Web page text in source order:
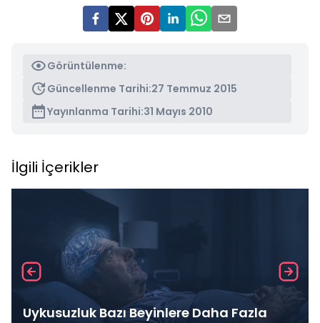
Görüntülenme:
Güncellenme Tarihi:27 Temmuz 2015
Yayınlanma Tarihi:31 Mayıs 2010
İlgili İçerikler
Uykusuzluk Bazı Beyinlere Daha Fazla